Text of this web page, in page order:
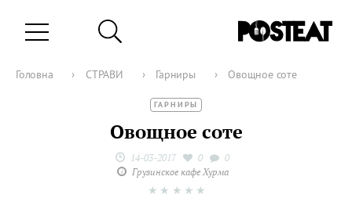
Головна › СТРАВИ › Гарниры › Овощное соте
ГАРНИРЫ
Овощное соте
14-03-2017 0
0
Грузинское кафе Хурма
★
★
★
★
★